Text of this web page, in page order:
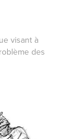
visant à
des